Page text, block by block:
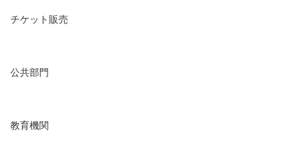
チケット販売
公共部門
教育機関